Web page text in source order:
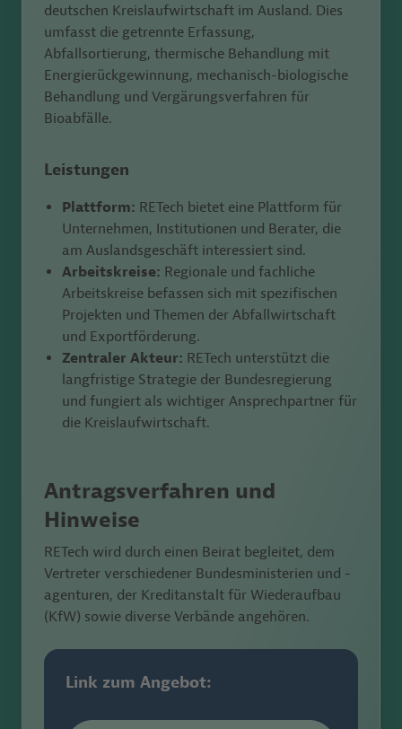
deutschen Kreislaufwirtschaft im Ausland. Dies
umfasst die getrennte Erfassung,
Abfallsortierung, thermische Behandlung mit
Energierückgewinnung, mechanisch-biologische
Behandlung und Vergärungsverfahren für
Bioabfälle.
Leistungen
Plattform: RETech bietet eine Plattform für
Unternehmen, Institutionen und Berater, die
am Auslandsgeschäft interessiert sind.
Arbeitskreise: Regionale und fachliche
Arbeitskreise befassen sich mit spezifischen
Projekten und Themen der Abfallwirtschaft
und Exportförderung.
Zentraler Akteur: RETech unterstützt die
langfristige Strategie der Bundesregierung
und fungiert als wichtiger Ansprechpartner für
die Kreislaufwirtschaft.
Antragsverfahren und
Hinweise
RETech wird durch einen Beirat begleitet, dem
Vertreter verschiedener Bundesministerien und -
agenturen, der Kreditanstalt für Wiederaufbau
(KfW) sowie diverse Verbände angehören.
Link zum Angebot: